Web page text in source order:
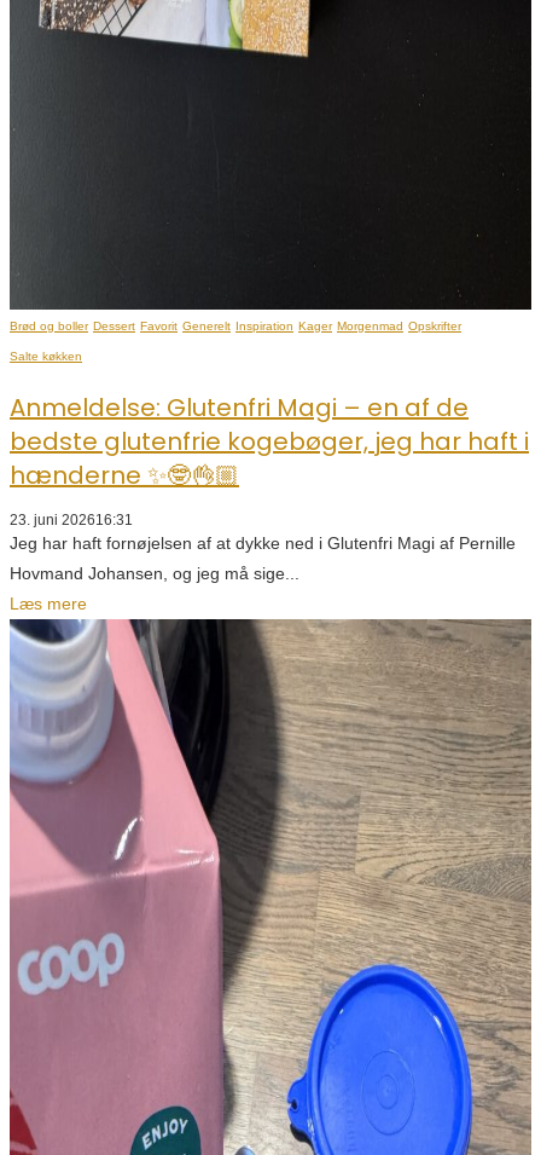
Brød og boller Dessert Favorit Generelt Inspiration Kager Morgenmad Opskrifter
Salte køkken
Anmeldelse: Glutenfri Magi – en af de
bedste glutenfrie kogebøger, jeg har haft i
hænderne ✨🤓👌🏼
23. juni 202616:31
Jeg har haft fornøjelsen af at dykke ned i Glutenfri Magi af Pernille
Hovmand Johansen, og jeg må sige...
Læs mere